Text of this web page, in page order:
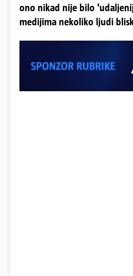
ono nikad nije bilo
medijima nekoliko ljudi